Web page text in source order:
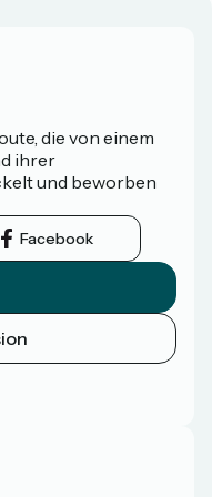
die von einem
ihrer
und beworben
Facebook